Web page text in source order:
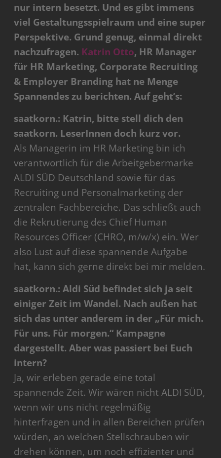
nur intern besetzt. Und es gibt immens
viel Gestaltungsspielraum und eine super
Perspektive. Grund genug, einmal direkt
nachzufragen. Katrin Otto, HR Manager
für HR Marketing, Corporate Recruiting
& Employer Branding hat ne Menge
Spannendes zu berichten. Auf geht’s:
saatkorn.: Katrin, bitte stell dich den
saatkorn. LeserInnen doch kurz vor.
Als Managerin im HR Marketing bin ich
verantwortlich für die Arbeitgebermarke
ALDI SÜD Deutschland sowie für das
Recruiting und Personalmarketing der
zentralen Fachbereiche. Das schließt auch
die Rekrutierung des Chief Human
Resources Officer (CHRO, m/w/x) ein. Wer
also Lust auf diese spannende Aufgabe
hat, kann sich gerne direkt bei mir melden.
saatkorn.: Aldi Süd befindet sich ja seit
einiger Zeit im Wandel. Nach außen hat
sich das unter anderem in der „Für mich.
Für uns. Für morgen.“ Kampagne
dargestellt. Aber was passiert bei Euch
intern?
Ja, wir erleben gerade eine total
spannende Zeit. Wir wären nicht ALDI SÜD,
wenn wir uns nicht regelmäßig
hinterfragen und in allen Bereichen prüfen
würden, an welchen Stellschrauben wir
drehen können, um noch effizienter und